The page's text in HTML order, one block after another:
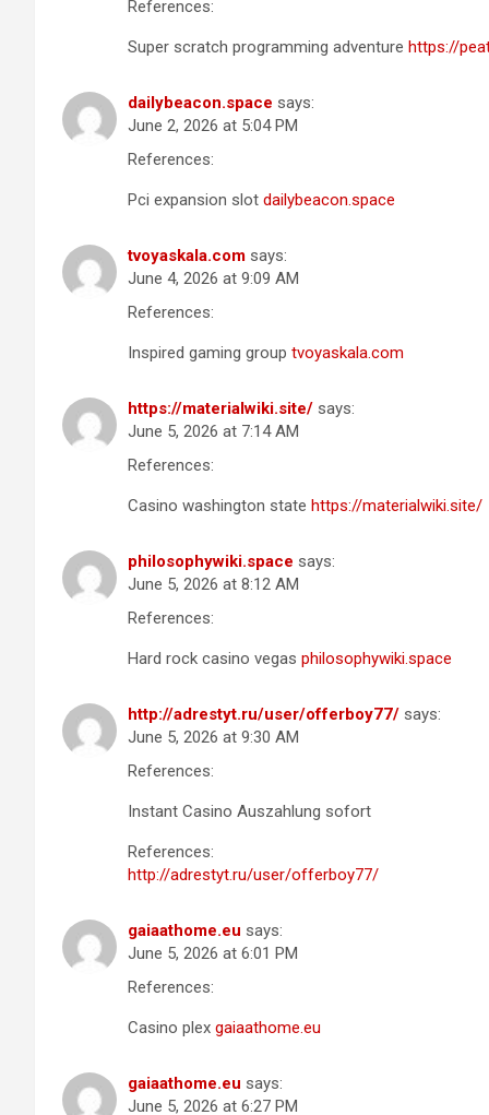
References:
Super scratch programming adventure https://
dailybeacon.space says:
June 2, 2026 at 5:04 PM
References:
Pci expansion slot dailybeacon.space
tvoyaskala.com says:
June 4, 2026 at 9:09 AM
References:
Inspired gaming group tvoyaskala.com
https://materialwiki.site/ says:
June 5, 2026 at 7:14 AM
References:
Casino washington state https://materialwiki.site/
philosophywiki.space says:
June 5, 2026 at 8:12 AM
References:
Hard rock casino vegas philosophywiki.space
http://adrestyt.ru/user/offerboy77/ says:
June 5, 2026 at 9:30 AM
References:
Instant Casino Auszahlung sofort
References:
http://adrestyt.ru/user/offerboy77/
gaiaathome.eu says:
June 5, 2026 at 6:01 PM
References:
Casino plex gaiaathome.eu
gaiaathome.eu says:
June 5, 2026 at 6:27 PM